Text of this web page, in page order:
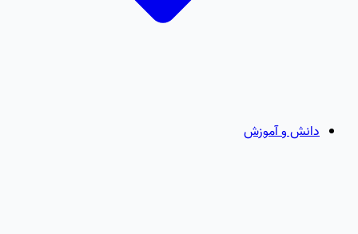
دانش و آموزش